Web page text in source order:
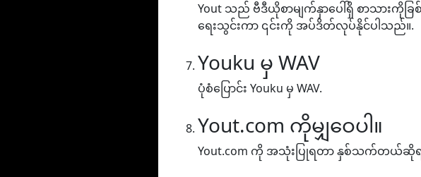
Yout သည် ဗီဒီယိုစာမျက်နှာပေါ်ရှိ စာသားကို
ရေးသွင်းကာ ၎င်းကို အပ်ဒိတ်လုပ်နိုင်ပါသည်။.
Youku မှ WAV
ပုံစံပြောင်း Youku မှ WAV.
Yout.com ကိုမျှဝေပါ။
Yout.com ကို အသုံးပြုရတာ နှစ်သက်တယ်ဆိုရ